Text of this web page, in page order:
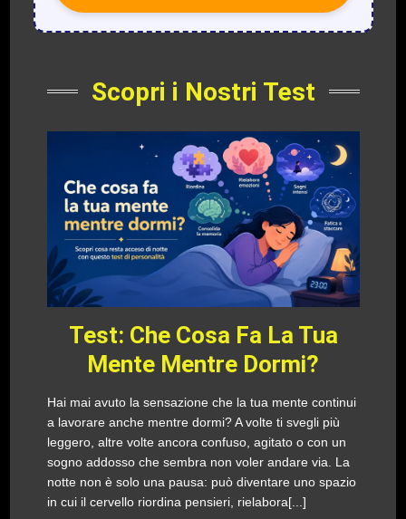
Scopri i Nostri Test
Test: Che Cosa Fa La Tua
Mente Mentre Dormi?
Hai mai avuto la sensazione che la tua mente continui
a lavorare anche mentre dormi? A volte ti svegli più
leggero, altre volte ancora confuso, agitato o con un
sogno addosso che sembra non voler andare via. La
notte non è solo una pausa: può diventare uno spazio
in cui il cervello riordina pensieri, rielabora[...]